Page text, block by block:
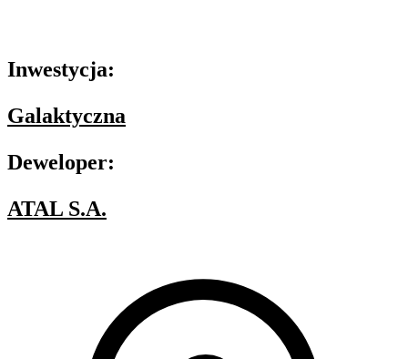
Inwestycja:
Galaktyczna
Deweloper:
ATAL S.A.